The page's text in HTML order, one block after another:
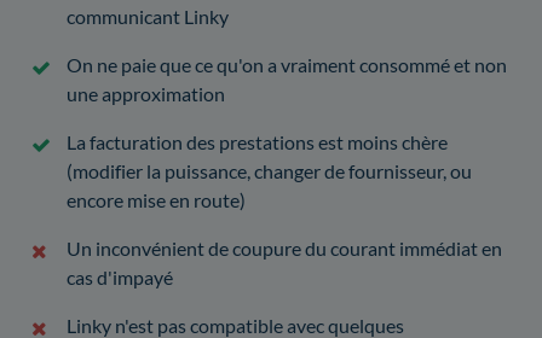
communicant Linky
On ne paie que ce qu'on a vraiment consommé et non
une approximation
La facturation des prestations est moins chère
(modifier la puissance, changer de fournisseur, ou
encore mise en route)
Un inconvénient de coupure du courant immédiat en
cas d'impayé
Linky n'est pas compatible avec quelques